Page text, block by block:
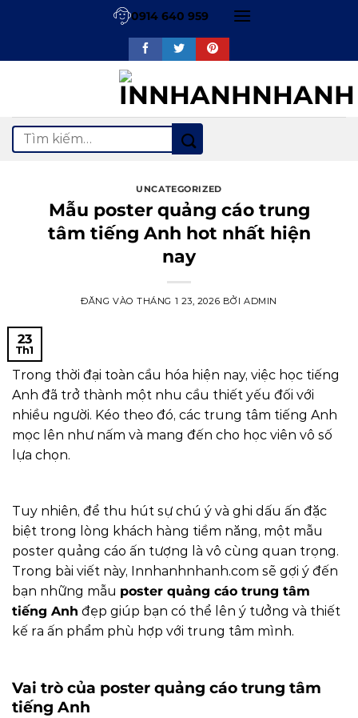
0914 640 959
Tìm
kiếm:
UNCATEGORIZED
Mẫu poster quảng cáo trung
tâm tiếng Anh hot nhất hiện
nay
ĐĂNG VÀOTHÁNG 1 23, 2026 BỞI ADMIN
23
Th1
Trong thời đại toàn cầu hóa hiện nay, việc học tiếng
Anh đã trở thành một nhu cầu thiết yếu đối với
nhiều người. Kéo theo đó, các trung tâm tiếng Anh
mọc lên như nấm và mang đến cho học viên vô số
lựa chọn.
Tuy nhiên, để thu hút sự chú ý và ghi dấu ấn đặc
biệt trong lòng khách hàng tiềm năng, một mẫu
poster quảng cáo ấn tượng là vô cùng quan trọng.
Trong bài viết này, Innhanhnhanh.com sẽ gợi ý đến
bạn những mẫu poster quảng cáo trung tâm
tiếng Anh đẹp giúp bạn có thể lên ý tưởng và thiết
kế ra ấn phẩm phù hợp với trung tâm mình.
Vai trò của poster quảng cáo trung tâm
tiếng Anh